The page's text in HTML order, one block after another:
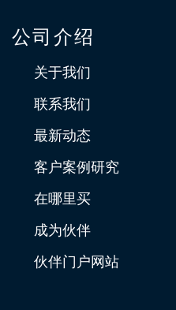
公司介绍
关于我们
联系我们
最新动态
客户案例研究
在哪里买
成为伙伴
伙伴门户网站